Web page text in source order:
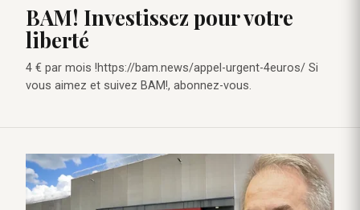
BAM! Investissez pour votre
liberté
4 € par mois !https://bam.news/appel-urgent-4euros/ Si
vous aimez et suivez BAM!, abonnez-vous.